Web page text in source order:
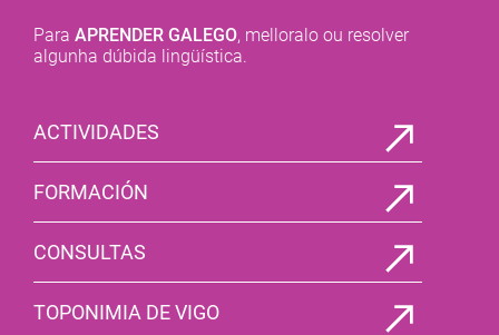
Para APRENDER GALEGO, melloralo ou resolver
algunha dúbida lingüística.
ACTIVIDADES
FORMACIÓN
CONSULTAS
TOPONIMIA DE VIGO